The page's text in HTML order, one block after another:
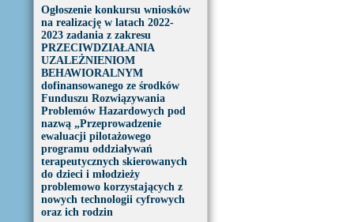
Ogłoszenie konkursu wniosków
na realizację w latach 2022-
2023 zadania z zakresu
PRZECIWDZIAŁANIA
UZALEŻNIENIOM
BEHAWIORALNYM
dofinansowanego ze środków
Funduszu Rozwiązywania
Problemów Hazardowych pod
nazwą „Przeprowadzenie
ewaluacji pilotażowego
programu oddziaływań
terapeutycznych skierowanych
do dzieci i młodzieży
problemowo korzystających z
nowych technologii cyfrowych
oraz ich rodzin